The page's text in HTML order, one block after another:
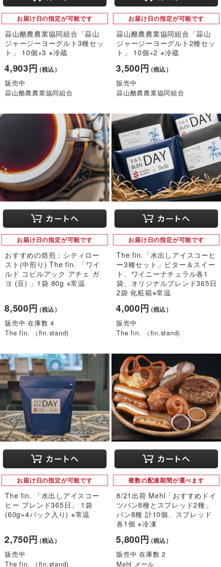
お届け日の指定が可能です
蒜山酪農農業協同組合「蒜山
ジャージーヨーグルト3種セッ
ト」 10個×3 ※冷蔵
4,903円（税込）
販売中
蒜山酪農農業協同組合
お届け日の指定が可能です
蒜山酪農農業協同組合「蒜山
ジャージーヨーグルト2種セッ
ト」 10個×2 ※冷蔵
3,500円（税込）
販売中
蒜山酪農農業協同組合
お届け日の指定が可能です
おすすめの焙煎：シティロー
スト(中煎り) The fin. 「ワイ
ルド コピルアック アチェ ガ
ヨ (豆) 」1袋 80g ※常温
8,500円（税込）
販売中 在庫数 4
The fin. （fin.stand)
お届け日の指定が可能です
The fin.「水出しアイスコーヒ
ー3種セット」ビター＆スイー
ト、ワイニーナチュラル各1
袋、オリジナルブレンド365日
2袋 化粧箱※常温
4,000円（税込）
販売中
The fin. （fin.stand)
お届け日の指定が可能です
The fin. 「水出しアイスコー
ヒー ブレンド365日」 1袋
(60g×4パック入り) ※常温
2,750円（税込）
販売中
The fin. （fin.stand)
複数の配達期間が選べます
8/21出荷 Mehl「おすすめドイ
ツパン8種とスプレッド2種」
パン8種 計10個、スプレッド
各1個 ※冷凍
5,800円（税込）
販売中 在庫数 2
Mehl メール